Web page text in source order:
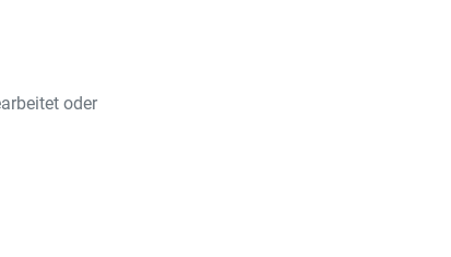
oder